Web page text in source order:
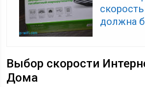
должна
Выбор скорости
Дома